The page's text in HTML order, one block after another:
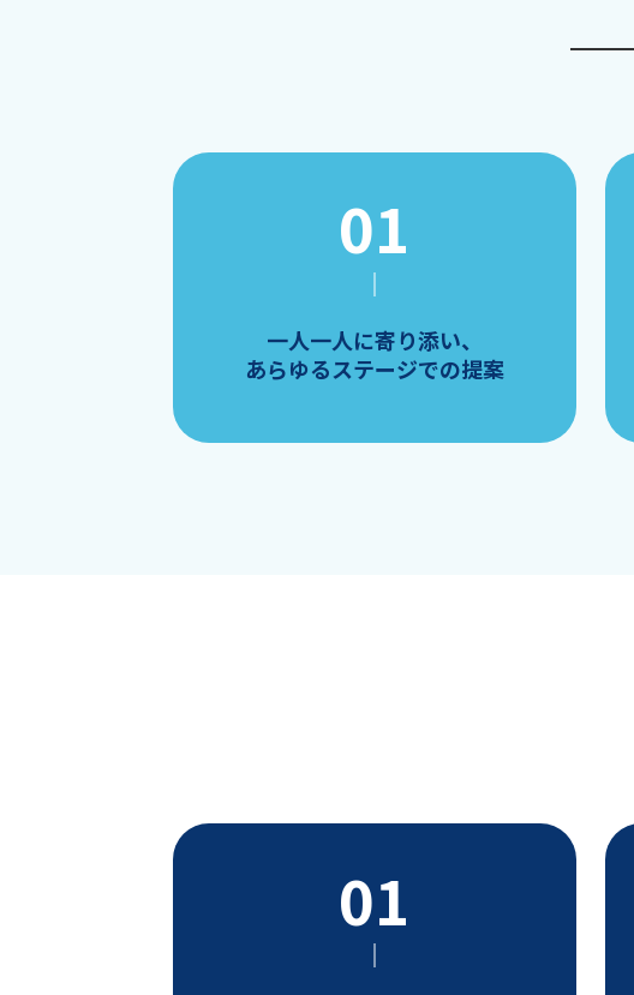
一人一人に寄り添い、
あらゆるステージでの提案